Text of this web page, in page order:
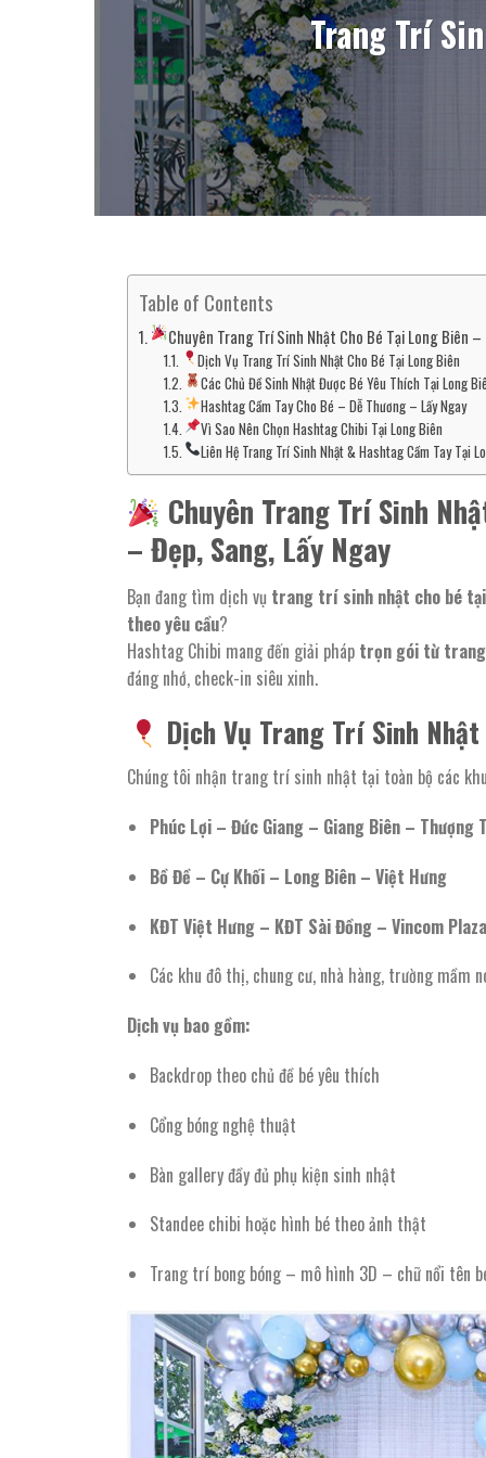
Trang Trí
Table of Contents
Chuyên Trang Trí Sinh Nhật Cho Bé Tại Long Biên
Dịch Vụ Trang Trí Sinh Nhật Cho Bé Tại Long Biên
Các Chủ Đề Sinh Nhật Được Bé Yêu Thích Tại Long
Hashtag Cầm Tay Cho Bé – Dễ Thương – Lấy Ngay
Vì Sao Nên Chọn Hashtag Chibi Tại Long Biên
Liên Hệ Trang Trí Sinh Nhật & Hashtag Cầm Tay Tại
Chuyên Trang Trí Sinh
– Đẹp, Sang, Lấy Ngay
Bạn đang tìm dịch vụ trang trí sinh nhật cho bé
theo yêu cầu?
Hashtag Chibi mang đến giải pháp trọn gói từ
đáng nhớ, check-in siêu xinh.
Dịch Vụ Trang Trí Sinh
Chúng tôi nhận trang trí sinh nhật tại toàn bộ các
Phúc Lợi – Đức Giang – Giang Biên – Thượng
Bồ Đề – Cự Khối – Long Biên – Việt Hưng
KĐT Việt Hưng – KĐT Sài Đồng – Vincom
Các khu đô thị, chung cư, nhà hàng, trường mầm
Dịch vụ bao gồm:
Backdrop theo chủ đề bé yêu thích
Cổng bóng nghệ thuật
Bàn gallery đầy đủ phụ kiện sinh nhật
Standee chibi hoặc hình bé theo ảnh thật
Trang trí bong bóng – mô hình 3D – chữ nổi tên